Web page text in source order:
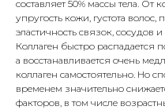
составляет 50% массы тела. От
упругость кожи, густота волос,
эластичность связок, сосудов
Коллаген быстро распадается
а восстанавливается очень
коллаген самостоятельно. Но
временем значительно
факторов, в том числе